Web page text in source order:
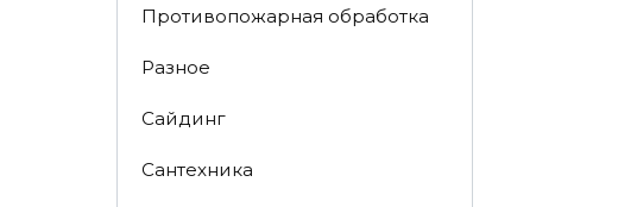
Противопожарная обработка
Разное
Сайдинг
Сантехника